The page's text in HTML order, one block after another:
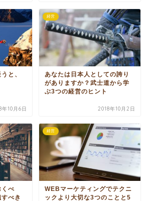
と、
年10月6日
経営
あなたは日本人としての誇り
がありますか？武士道から学
ぶ3つの経営のヒント
2018年10月2日
くべ
べき
経営
WEBマーケティングでテクニ
ックより大切な3つのことと5